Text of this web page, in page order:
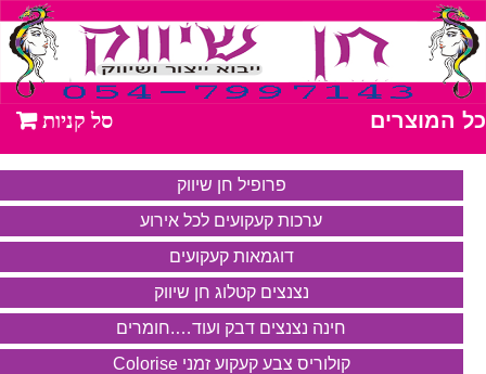
כל המוצרים
פרופיל חן שיווק
ערכות קעקועים לכל אירוע
דוגמאות קעקועים
נצנצים קטלוג חן שיווק
חינה נצנצים דבק ועוד….חומרים
קולוריס צבע קעקוע זמני Colorise